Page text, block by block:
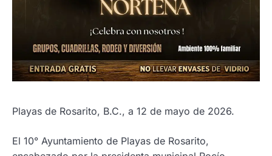
Playas de Rosarito, B.C., a 12 de mayo de 2026.
El 10° Ayuntamiento de Playas de Rosarito,